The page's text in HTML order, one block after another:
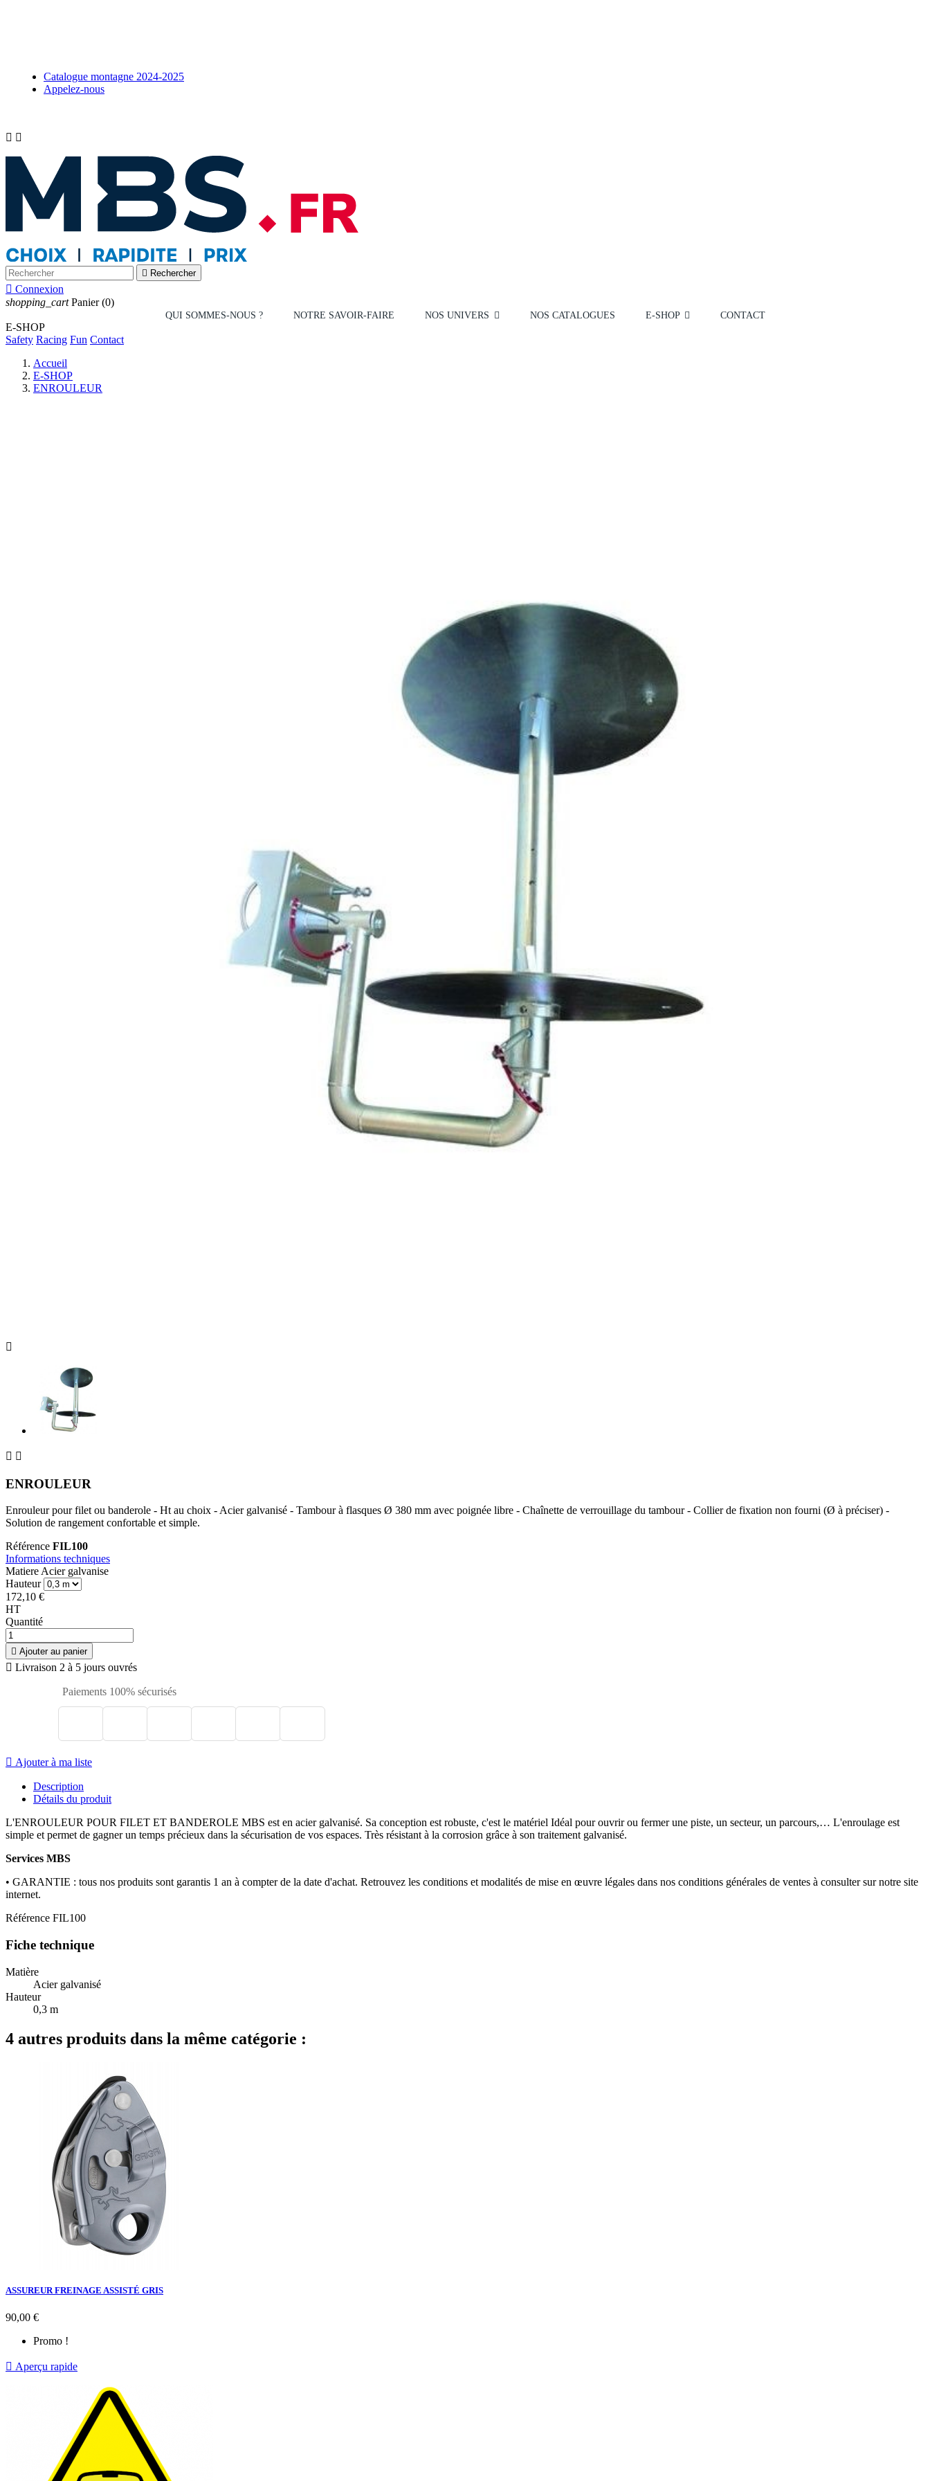
Catalogue montagne 2024-2025
Appelez-nous
 
 Rechercher
 Connexion
shopping_cart Panier (0)
QUI SOMMES-NOUS ? NOTRE SAVOIR-FAIRE NOS UNIVERS NOS CATALOGUES E-SHOP CONTACT
E-SHOP
Safety Racing Fun Contact
Accueil
E-SHOP
ENROULEUR

 
ENROULEUR
Enrouleur pour filet ou banderole - Ht au choix - Acier galvanisé - Tambour à flasques Ø 380 mm avec poignée libre - Chaînette de verrouillage du tambour - Collier de fixation non fourni (Ø à préciser) -
Solution de rangement confortable et simple.
Référence FIL100
Informations techniques
MatiereAcier galvanise
Hauteur
172,10 €
HT
Quantité
 Ajouter au panier
 Livraison 2 à 5 jours ouvrés
Paiements 100% sécurisés
 Ajouter à ma liste
Description
Détails du produit
L'ENROULEUR POUR FILET ET BANDEROLE MBS est en acier galvanisé. Sa conception est robuste, c'est le matériel Idéal pour ouvrir ou fermer une piste, un secteur, un parcours,… L'enroulage est
simple et permet de gagner un temps précieux dans la sécurisation de vos espaces. Très résistant à la corrosion grâce à son traitement galvanisé.
Services MBS
• GARANTIE : tous nos produits sont garantis 1 an à compter de la date d'achat. Retrouvez les conditions et modalités de mise en œuvre légales dans nos conditions générales de ventes à consulter sur notre site
internet.
Référence FIL100
Fiche technique
Matière
Acier galvanisé
Hauteur
0,3 m
4 autres produits dans la même catégorie :
ASSUREUR FREINAGE ASSISTÉ GRIS
Prix
90,00 €
Promo !
 Aperçu rapide